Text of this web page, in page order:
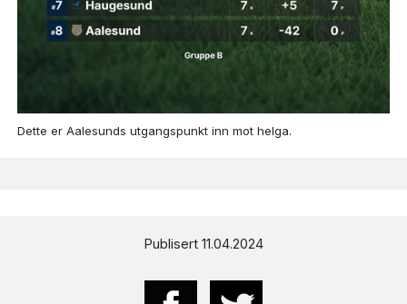
Dette er Aalesunds utgangspunkt inn mot helga.
Publisert 11.04.2024